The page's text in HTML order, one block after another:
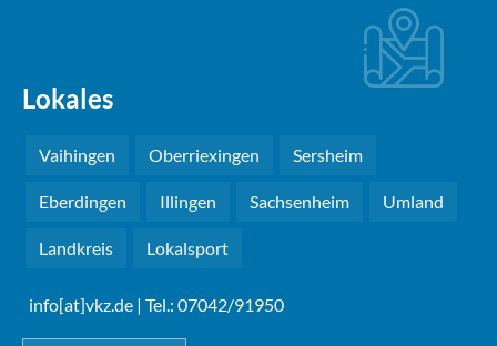
Lokales
Vaihingen Oberriexingen Sersheim
Eberdingen Illingen Sachsenheim Umland
Landkreis Lokalsport
info[at]vkz.de | Tel.: 07042/91950